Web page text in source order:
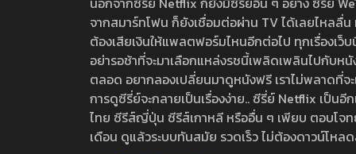
จากสมาร์ทโฟน ก็ยังเชื่อมต่อผ่าน TV ได้เลยไหลลื่
ต้องเสียเงินให้แพลตฟอร์มไหนอีกต่อไป ทุกเรื่องเว็
อย่ารอช้าที่จะมาเลือกแหล่งรชนี้เพลิดเพลินไปกับห
ตลอด อยากลองเปลี่ยนมาดูหนังฟรี เราไม่พลาดที่
การดูซีรี่ย์จะกลายเป็นเรื่องง่าย.. ซีรี่ย์ Netflix เป็น
ไทย ซีรีส์ญี่ปุ่น ซีรีส์เกาหลี หรืออื่น ๆ เพียบ ตอบโจท
เดือน ดูแล้วระบบทันสมัย รวดเร็ว ไม่ต้องดาวน์โห